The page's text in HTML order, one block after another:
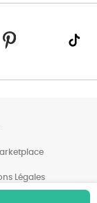
Légales